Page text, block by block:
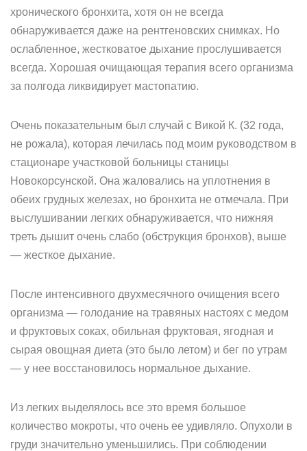
хронического бронхита, хотя он не всегда
обнаруживается даже на рентгеновских снимках. Но
ослабленное, жестковатое дыхание прослушивается
всегда. Хорошая очищающая терапия всего организма
за полгода ликвидирует мастопатию.
Очень показательным был случай с Викой К. (32 года,
не рожала), которая лечилась под моим руководством в
стационаре участковой больницы станицы
Новокорсунской. Она жаловались на уплотнения в
обеих грудных железах, но бронхита не отмечала. При
выслушивании легких обнаруживается, что нижняя
треть дышит очень слабо (обструкция бронхов), выше
— жесткое дыхание.
После интенсивного двухмесячного очищения всего
организма — голодание на травяных настоях с медом
и фруктовых соках, обильная фруктовая, ягодная и
сырая овощная диета (это было летом) и бег по утрам
— у нее восстановилось нормальное дыхание.
Из легких выделялось все это время большое
количество мокроты, что очень ее удивляло. Опухоли в
груди значительно уменьшились. При соблюдении